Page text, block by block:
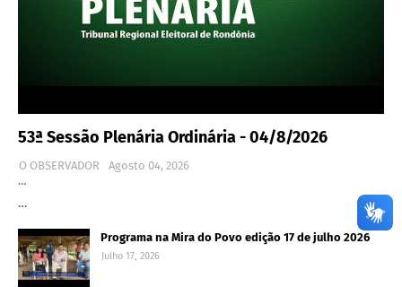
53ª Sessão Plenária Ordinária - 04/8/2026
O OBSERVADOR
Agosto 04, 2026
…
…
Programa na Mira do Povo edição 17 de julho 2026
Julho 17, 2026